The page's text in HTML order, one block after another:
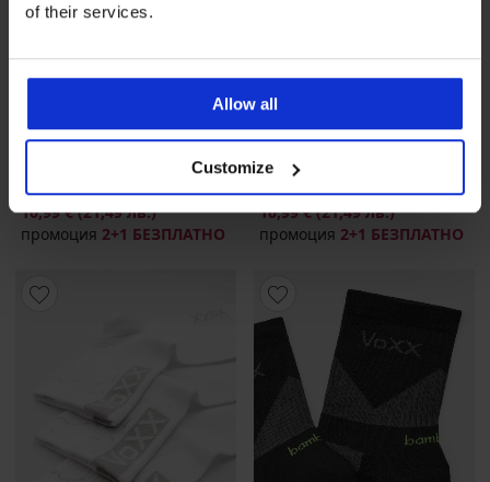
of their services.
Allow all
Customize
3PACK каси чорапи FILA
Underwear Lady
10,99 €(21,49 лв.)
промоция 2+1 БЕЗПЛАТНО
2+1 БЕЗПЛАТНО
3PACK каси чорапи FILA
Underwear Lady
10,99 €(21,49 лв.)
промоция 2+1 БЕЗПЛАТНО